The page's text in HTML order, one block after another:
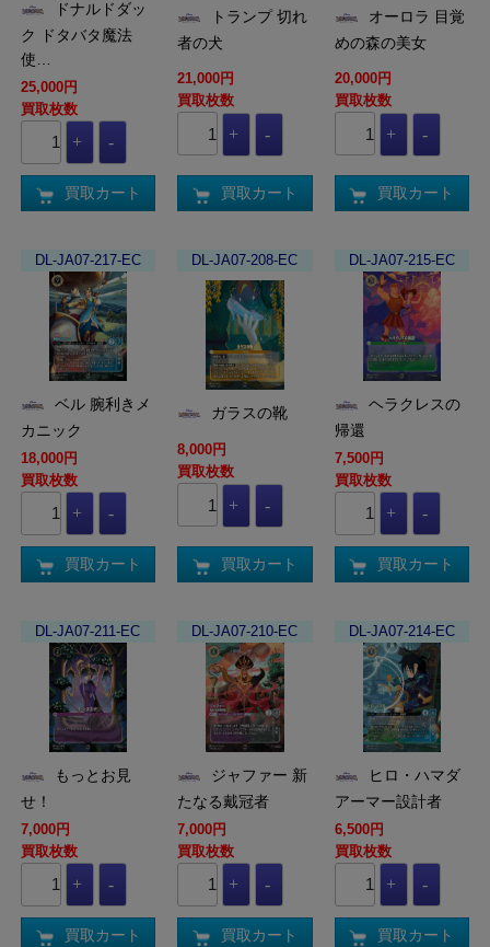
ク ドタバタ魔法
使…
25,000円
買取枚数
買取カート
者の犬
21,000円
買取枚数
買取カート
めの森の美女
20,000円
買取枚数
買取カート
DL-JA07-217-EC
カニック
18,000円
買取枚数
買取カート
DL-JA07-208-EC
ガラスの靴
8,000円
買取枚数
買取カート
DL-JA07-215-EC
帰還
7,500円
買取枚数
買取カート
DL-JA07-211-EC
せ！
7,000円
買取枚数
買取カート
DL-JA07-210-EC
たなる戴冠者
7,000円
買取枚数
買取カート
DL-JA07-214-EC
アーマー設計者
6,500円
買取枚数
買取カート